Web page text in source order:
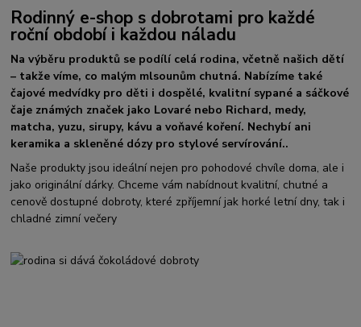
Rodinný e-shop s dobrotami pro každé
roční období i každou náladu
Na výběru produktů se podílí celá rodina, včetně našich dětí
– takže víme, co malým mlsounům chutná. Nabízíme také
čajové medvídky pro děti i dospělé, kvalitní sypané a sáčkové
čaje známých značek jako Lovaré nebo Richard, medy,
matcha, yuzu, sirupy, kávu a voňavé koření. Nechybí ani
keramika a skleněné dózy pro stylové servírování..
Naše produkty jsou ideální nejen pro pohodové chvíle doma, ale i
jako originální dárky. Chceme vám nabídnout kvalitní, chutné a
cenově dostupné dobroty, které zpříjemní jak horké letní dny, tak i
chladné zimní večery